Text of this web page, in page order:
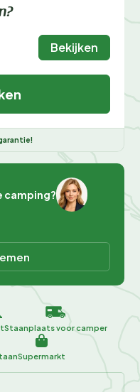
Bekijken
camping?
Staanplaats voor camper
Supermarkt